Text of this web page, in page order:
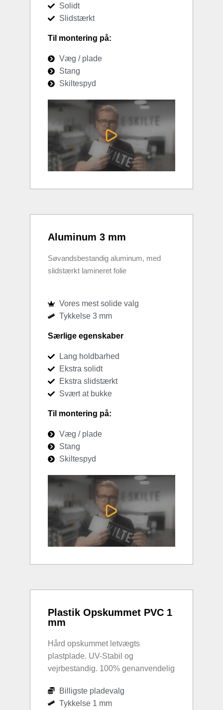
Solidt
Slidstærkt
Til montering på:
Væg / plade
Stang
Skiltespyd
Aluminum 3 mm
Søvandsbestandig aluminum, med
slidstærkt lamineret folie
Vores mest solide valg
Tykkelse 3 mm
Særlige egenskaber
Lang holdbarhed
Ekstra solidt
Ekstra slidstærkt
Svært at bukke
Til montering på:
Væg / plade
Stang
Skiltespyd
Plastik Opskummet PVC 1
mm
Hård opskummet letvægts
plastplade. UV-Stabil og
vejrbestandig. 100% genanvendelig
Billigste pladevalg
Tykkelse 1 mm